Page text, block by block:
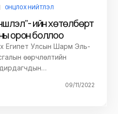
ОНЦЛОХ НИЙТЛЭЛ
ийн хөтөлбөрт
орон боллоо
Египет Улсын Шарм Эль-
өөрчлөлтийн
09/11/2022